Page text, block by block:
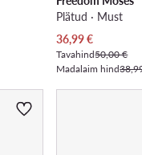
Plätud · Must
Praegune hind
36,99€
Tavahind50,00 €
Madalaim hind